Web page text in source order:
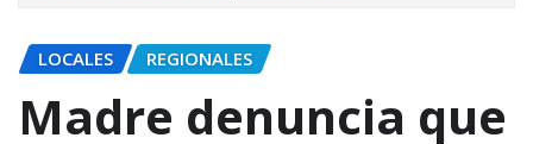
LOCALES REGIONALES
Madre denuncia que